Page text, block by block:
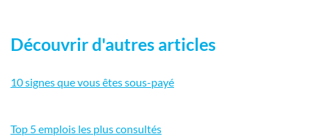
Découvrir d'autres articles
10 signes que vous êtes sous-payé
Top 5 emplois les plus consultés